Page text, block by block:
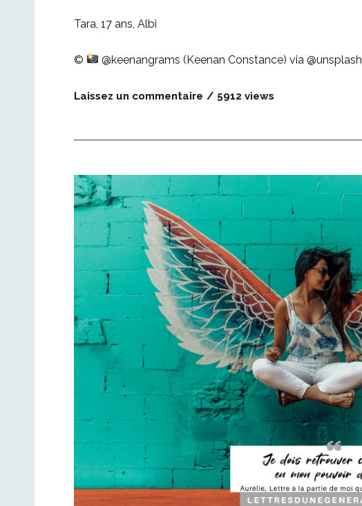
Tara, 17 ans, Albi
© @keenangrams (Keenan Constance) via @unsplash
Laissez un commentaire 5912 views